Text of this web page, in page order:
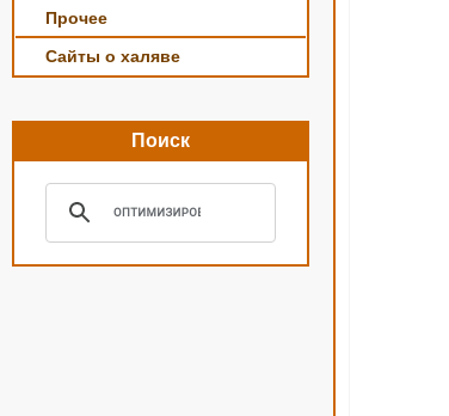
Прочее
Сайты о халяве
Поиск